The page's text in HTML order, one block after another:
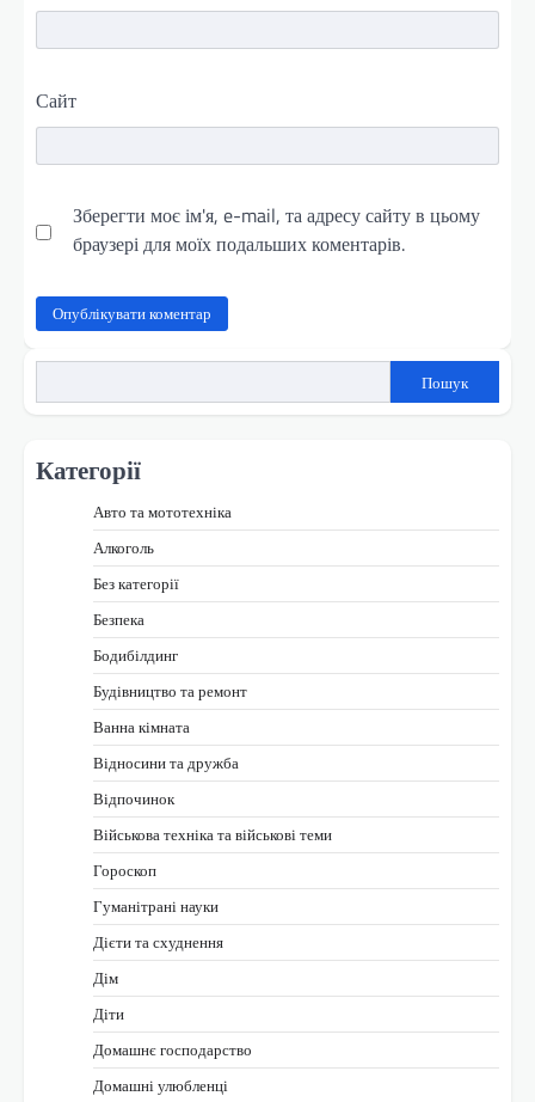
Сайт
Зберегти моє ім'я, e-mail, та адресу сайту в цьому
браузері для моїх подальших коментарів.
Пошук
Категорії
Авто та мототехніка
Алкоголь
Без категорії
Безпека
Бодибілдинг
Будівництво та ремонт
Ванна кімната
Відносини та дружба
Відпочинок
Військова техніка та військові теми
Гороскоп
Гуманітрані науки
Дієти та схуднення
Дім
Діти
Домашнє господарство
Домашні улюбленці